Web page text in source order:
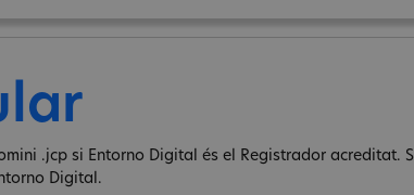
.jcp si Entorno Digital és el Registrador acreditat.
Digital.